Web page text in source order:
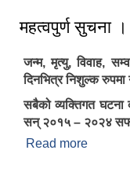
महत्वपुर्ण सुचना ।
जन्म, मृत्यु, विवाह,
दिनभित्र निशुल्क रुपमा
सबैको व्यक्तिगत घटना
सन् २०१५ – २०२४
Read more